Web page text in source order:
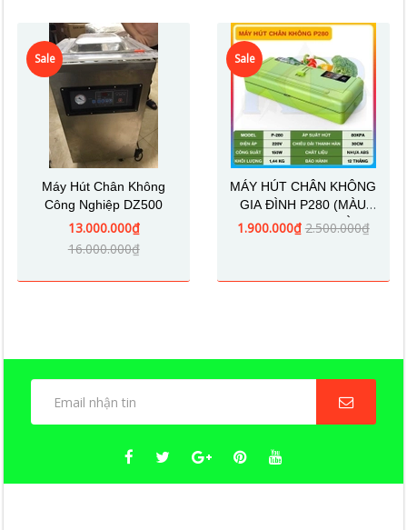
Sale
Máy Hút Chân Không
Công Nghiệp DZ500
13.000.000₫
16.000.000₫
Sale
MÁY HÚT CHÂN KHÔNG
GIA ĐÌNH P280 (MÀU
XANH- THANH HÀN
1.900.000₫ 2.500.000₫